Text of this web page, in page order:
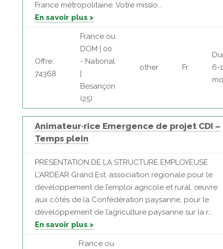
France métropolitaine. Votre missio...
En savoir plus >
Offre:
74368
France ou
DOM | 00
- National
|
Besançon
(25)
other Fr
6-
Animateur·rice Emergence de projet CDI –
Temps plein
PRESENTATION DE LA STRUCTURE EMPLOYEUSE
L'ARDEAR Grand Est, association régionale pour le
développement de l’emploi agricole et rural, œuvre
aux côtés de la Confédération paysanne, pour le
développement de l’agriculture paysanne sur la r...
En savoir plus >
France ou